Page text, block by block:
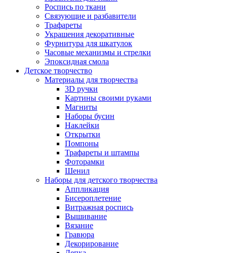
Роспись по ткани
Связующие и разбавители
Трафареты
Украшения декоративные
Фурнитура для шкатулок
Часовые механизмы и стрелки
Эпоксидная смола
Детское творчество
Материалы для творчества
3D ручки
Картины своими руками
Магниты
Наборы бусин
Наклейки
Открытки
Помпоны
Трафареты и штампы
Фоторамки
Шенил
Наборы для детского творчества
Аппликация
Бисероплетение
Витражная роспись
Вышивание
Вязание
Гравюра
Декорирование